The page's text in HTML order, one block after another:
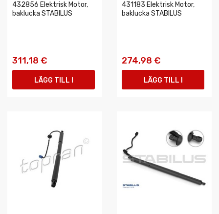
432856 Elektrisk Motor,
baklucka STABILUS
311,18 €
LÄGG TILL I
431183 Elektrisk Motor,
baklucka STABILUS
274,98 €
LÄGG TILL I